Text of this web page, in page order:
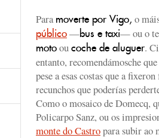
Para moverte por Vigo, o
público—bus e taxi— ou o
motooucoche de aluguer.
entanto, recomendámosche
pese a esas costas que a
recunchos que poderías
Como o mosaico de Domecq,
Policarpo Sanz, ou os
monte do Castropara subir ao